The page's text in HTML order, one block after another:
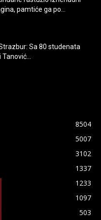
pamtiće ga po...
Sa 80 studenata
8504
5007
3102
1337
1233
1097
503